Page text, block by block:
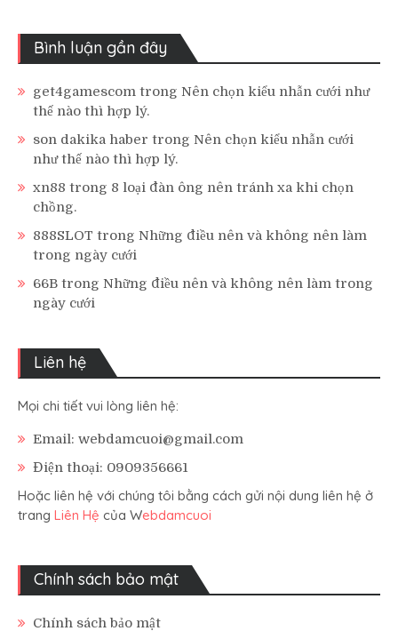
Bình luận gần đây
get4gamescom trong Nên chọn kiểu nhẫn cưới như
thế nào thì hợp lý.
son dakika haber trong Nên chọn kiểu nhẫn cưới
như thế nào thì hợp lý.
xn88 trong 8 loại đàn ông nên tránh xa khi chọn
chồng.
888SLOT trong Những điều nên và không nên làm
trong ngày cưới
66B trong Những điều nên và không nên làm trong
ngày cưới
Liên hệ
Mọi chi tiết vui lòng liên hệ:
Email: webdamcuoi@gmail.com
Điện thoại: 0909356661
Hoặc liên hệ với chúng tôi bằng cách gửi nội dung liên hệ ở
trang Liên Hệ của Webdamcuoi
Chính sách bảo mật
Chính sách bảo mật